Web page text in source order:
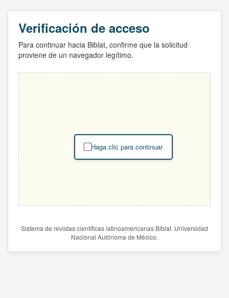
Verificación de acceso
Para continuar hacia Biblat, confirme que la solicitud
proviene de un navegador legítimo.
Haga clic para continuar
Sistema de revistas científicas latinoamericanas Biblat. Universidad
Nacional Autónoma de México.